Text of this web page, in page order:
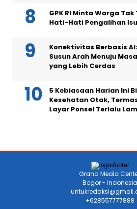
GPK RI Minta Warga
Hati-Hati Pengalihan
Konektivitas Berbasis
Susun Arah Menuju
yang Lebih Cerdas
5 Kebiasaan Harian Ini
Kesehatan Otak,
Layar Ponsel Terlalu
Graha Media
Bogor - Indonesia
+628557777888